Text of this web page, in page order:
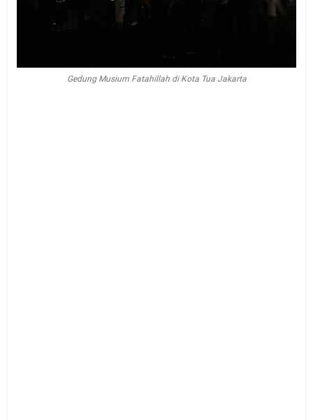
Gedung Musium Fatahillah di Kota Tua Jakarta